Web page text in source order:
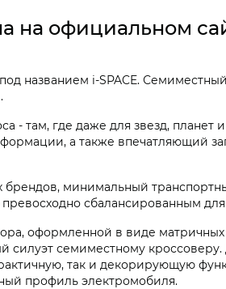
официальном
названием i‑SPACE.
- там, где даже для звезд, планет
а также впечатляющий
минимальный
сбалансированным
оформленной в виде матричных
семиместному
так и декорирующую
профиль электромобиля.